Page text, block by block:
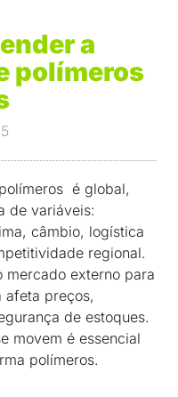
a
polímeros
é global,
de variáveis:
câmbio, logística
regional.
mercado externo para
afeta preços,
de estoques.
movem é essencial
polímeros.